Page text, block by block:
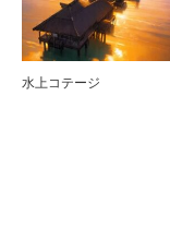
水上コテージ